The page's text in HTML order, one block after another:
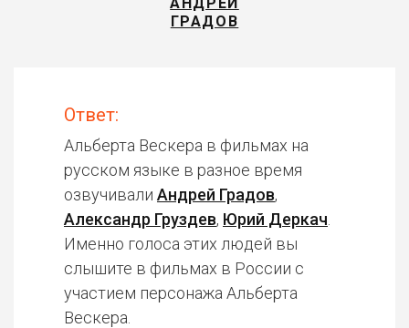
ГРАДОВ
Ответ:
Альберта Вескера в фильмах на
русском языке в разное время
озвучивали Андрей Градов,
Александр Груздев, Юрий Деркач
Именно голоса этих людей вы
слышите в фильмах в России с
участием персонажа Альберта
Вескера.